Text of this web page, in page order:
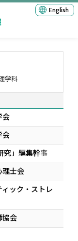
English
学科
会
会
究」編集幹事
理士会
ック・ストレ
協会